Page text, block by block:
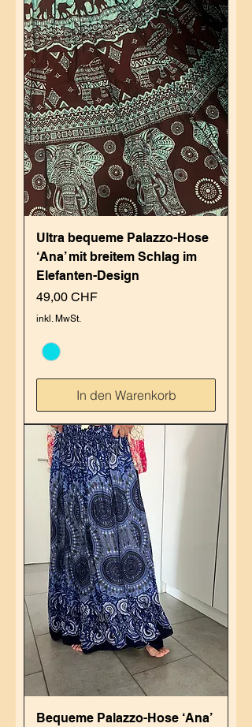
Ultra bequeme Palazzo-Hose
‘Ana’ mit breitem Schlag im
Elefanten-Design
Preis
49,00 CHF
inkl. MwSt.
In den Warenkorb
Bequeme Palazzo-Hose ‘Ana’